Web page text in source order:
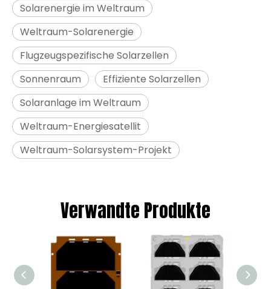
Solarenergie im Weltraum
Weltraum-Solarenergie
Flugzeugspezifische Solarzellen
Sonnenraum
Effiziente Solarzellen
Solaranlage im Weltraum
Weltraum-Energiesatellit
Weltraum-Solarsystem-Projekt
Verwandte Produkte